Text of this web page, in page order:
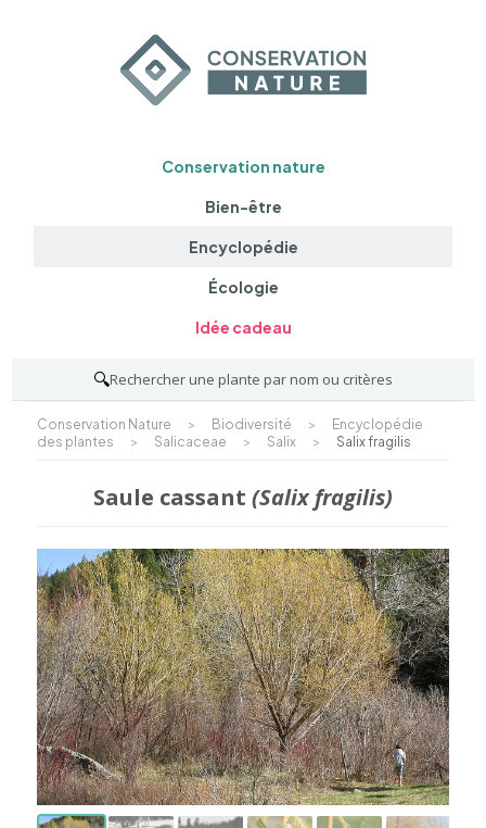
Conservation nature
Bien-être
Encyclopédie
Écologie
Idée cadeau
🔍Rechercher une plante par nom ou critères
Conservation Nature > Biodiversité >
Encyclopédie
des plantes
> Salicaceae > Salix > Salix fragilis
Saule cassant (Salix fragilis)